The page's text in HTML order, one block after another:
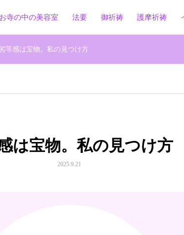
お寺の中の美容室 法要 御祈祷 護摩祈祷
等感は宝物。私の見つけ方
は宝物。私の見つけ方
2025.9.21